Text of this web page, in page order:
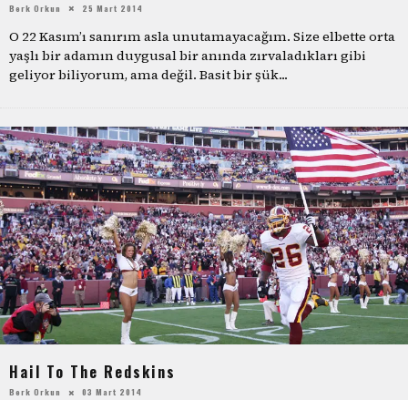
Berk Orkun 25 Mart 2014
O 22 Kasım’ı sanırım asla unutamayacağım. Size elbette orta
yaşlı bir adamın duygusal bir anında zırvaladıkları gibi
geliyor biliyorum, ama değil. Basit bir şük...
Hail To The Redskins
Berk Orkun 03 Mart 2014